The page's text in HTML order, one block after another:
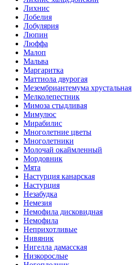
Лихнис
Лобелия
Лобулярия
Люпин
Люффа
Малоп
Мальва
Маргаритка
Маттиола двурогая
Мезембриантемума хрустальная
Мелколепестник
Мимоза стыдливая
Мимулюс
Мирабилис
Многолетние цветы
Многолетники
Молочай окаймленный
Мордовник
Мята
Настурция канарская
Настурция
Незабудка
Немезия
Немофила дисковидная
Немофила
Неприхотливые
Нивяник
Нигелла дамасская
Низкорослые